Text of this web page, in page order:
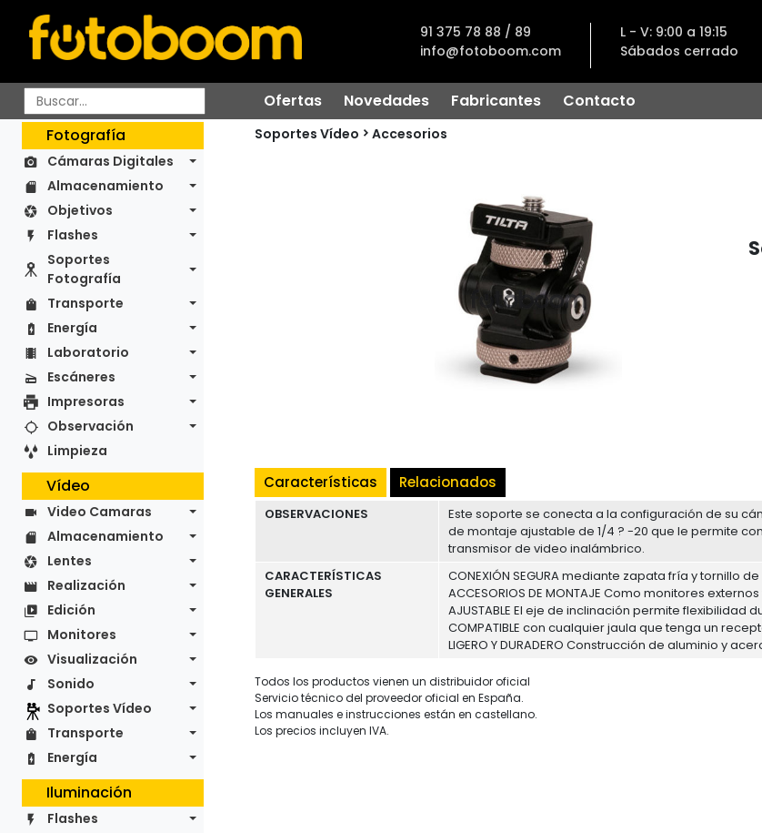
91 375 78 88 / 89
info@fotoboom.com
L - V: 9:00 a 19:15
Sábados cerrado
Ofertas Novedades Fabricantes
Contacto
Fotografía
Cámaras Digitales
Almacenamiento
Objetivos
Flashes
Soportes
Fotografía
Transporte
Energía
Laboratorio
Escáneres
Impresoras
Observación
Limpieza
Vídeo
Video Camaras
Almacenamiento
Lentes
Realización
Edición
Monitores
Visualización
Sonido
Soportes Vídeo
Transporte
Energía
Iluminación
Flashes
Soportes Vídeo Accesorios
Características Relacionados
OBSERVACIONES
Este soporte se conecta a la configuración de su
de montaje ajustable de 1/4 ? -20 que le permite
transmisor de video inalámbrico.
CARACTERÍSTICAS
GENERALES
CONEXIÓN SEGURA mediante zapata fría y tornillo
ACCESORIOS DE MONTAJE Como monitores
AJUSTABLE El eje de inclinación permite flexibilidad
COMPATIBLE con cualquier jaula que tenga un
LIGERO Y DURADERO Construcción de aluminio y
Todos los productos vienen un distribuidor oficial
Servicio técnico del proveedor oficial en España.
Los manuales e instrucciones están en castellano.
Los precios incluyen IVA.